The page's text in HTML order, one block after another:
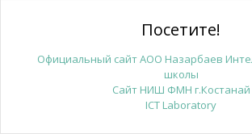
Посетите!
Официальный сайт АОО Назарбаев
школы
Сайт НИШ ФМН г.Костанай
ICT Laboratory